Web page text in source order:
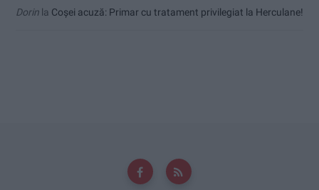
Dorin la Coșei acuză: Primar cu tratament privilegiat la Herculane!